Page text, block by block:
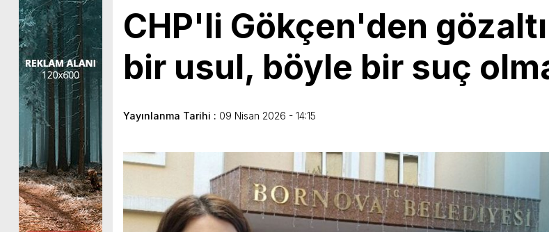
CHP'li Gökçen'den
bir usul, böyle bir suç
Yayınlanma Tarihi : 09 Nisan 2026 - 14:15